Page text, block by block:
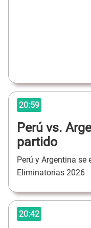
20:59
Perú vs.
partido
Perú y Argentina se
Eliminatorias 2026
20:42